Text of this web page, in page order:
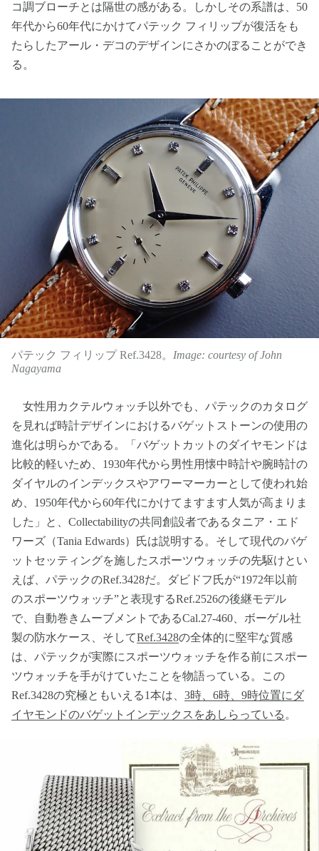
コ調ブローチとは隔世の感がある。しかしその系譜は、50
年代から60年代にかけてパテック フィリップが復活をも
たらしたアール・デコのデザインにさかのぼることができ
る。
パテック フィリップ Ref.3428。 Image: courtesy of John
Nagayama
女性用カクテルウォッチ以外でも、パテックのカタログ
を見れば時計デザインにおけるバゲットストーンの使用の
進化は明らかである。「バゲットカットのダイヤモンドは
比較的軽いため、1930年代から男性用懐中時計や腕時計の
ダイヤルのインデックスやアワーマーカーとして使われ始
め、1950年代から60年代にかけてますます人気が高まりま
した」と、Collectabilityの共同創設者であるタニア・エド
ワーズ（Tania Edwards）氏は説明する。そして現代のバゲ
ットセッティングを施したスポーツウォッチの先駆けとい
えば、パテックのRef.3428だ。ダビドフ氏が“1972年以前
のスポーツウォッチ”と表現するRef.2526の後継モデル
で、自動巻きムーブメントであるCal.27-460、ボーゲル社
製の防水ケース、そしてRef.3428の全体的に堅牢な質感
は、パテックが実際にスポーツウォッチを作る前にスポー
ツウォッチを手がけていたことを物語っている。この
Ref.3428の究極ともいえる1本は、 3時、6時、9時位置にダ
イヤモンドのバゲットインデックスをあしらっている 。